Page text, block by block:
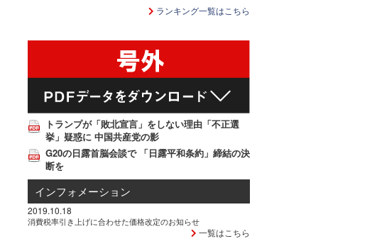
ランキング一覧はこちら
トランプが「敗北宣言」をしない理由「不正選
挙」疑惑に 中国共産党の影
G20の日露首脳会談で 「日露平和条約」締結の決
断を
インフォメーション
2019.10.18
消費税率引き上げに合わせた価格改定のお知らせ
一覧はこちら